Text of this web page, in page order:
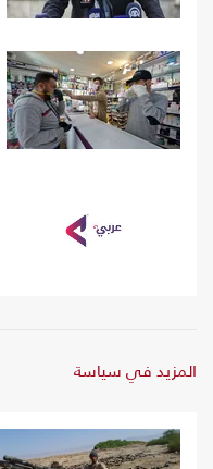
المزيد في سياسة